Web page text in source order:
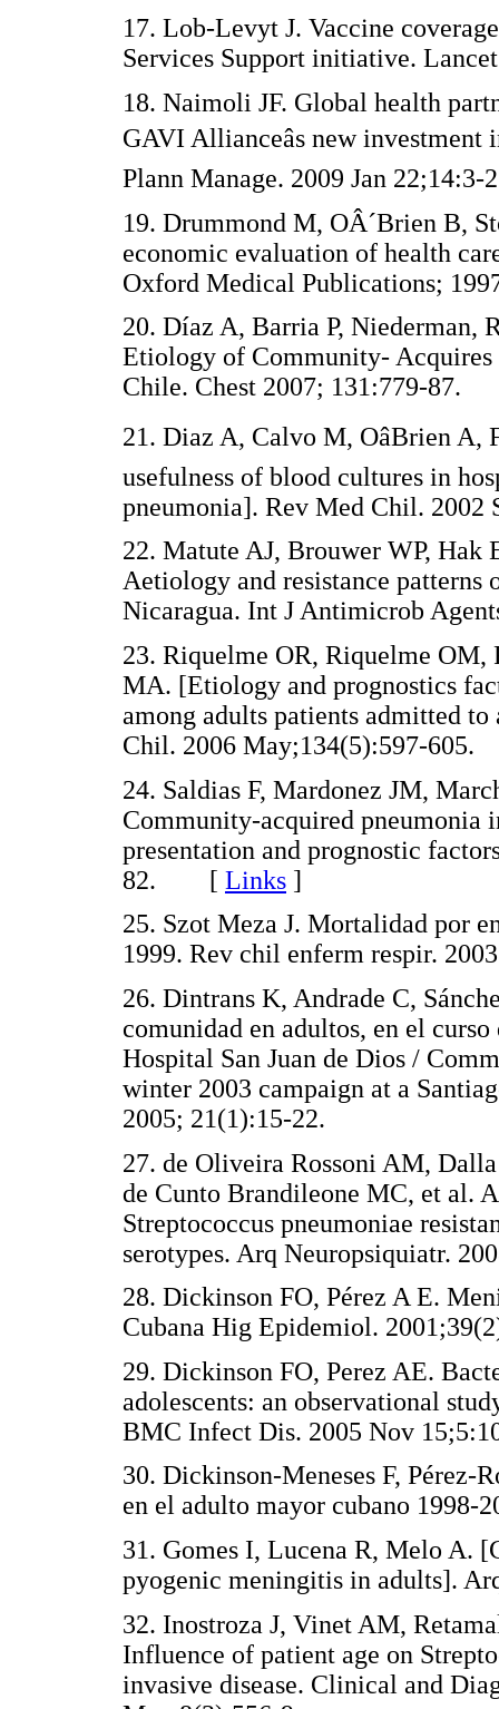
17. Lob-Levyt J. Vaccine
Services Support initiative.
18. Naimoli JF. Global health
GAVI Allianceâs new
Plann Manage. 2009 Jan
19. Drummond M, OÂ´Brien B,
economic evaluation of health
Oxford Medical Publications;
20. Díaz A, Barria P, Niederman,
Etiology of Community-
Chile. Chest 2007; 131:779-
21. Diaz A, Calvo M, OâBrien
usefulness of blood cultures in
pneumonia]. Rev Med Chil.
22. Matute AJ, Brouwer WP, Hak
Aetiology and resistance
Nicaragua. Int J Antimicrob
23. Riquelme OR, Riquelme
MA. [Etiology and prognostics
among adults patients admitted
Chil. 2006 May;134(5):597-
24. Saldias F, Mardonez JM,
Community-acquired pneumonia
presentation and prognostic
82. [ Links ]
25. Szot Meza J. Mortalidad por
1999. Rev chil enferm respir.
26. Dintrans K, Andrade C,
comunidad en adultos, en el
Hospital San Juan de Dios /
winter 2003 campaign at a
2005; 21(1):15-22.
27. de Oliveira Rossoni AM,
de Cunto Brandileone MC, et al.
Streptococcus pneumoniae
serotypes. Arq Neuropsiquiatr.
28. Dickinson FO, Pérez A E.
Cubana Hig Epidemiol.
29. Dickinson FO, Perez AE.
adolescents: an observational
BMC Infect Dis. 2005 Nov
30. Dickinson-Meneses F, Pérez-
en el adulto mayor cubano 1998-
31. Gomes I, Lucena R, Melo A.
pyogenic meningitis in adults].
32. Inostroza J, Vinet AM,
Influence of patient age on
invasive disease. Clinical and